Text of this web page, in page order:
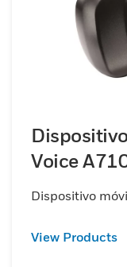
Voice
Dispositivo
View Products